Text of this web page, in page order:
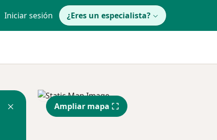
Iniciar sesión ¿Eres un especialista?
Ampliar mapa